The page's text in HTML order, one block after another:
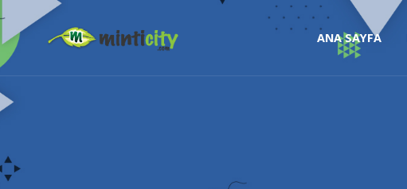
ANA SAYFA